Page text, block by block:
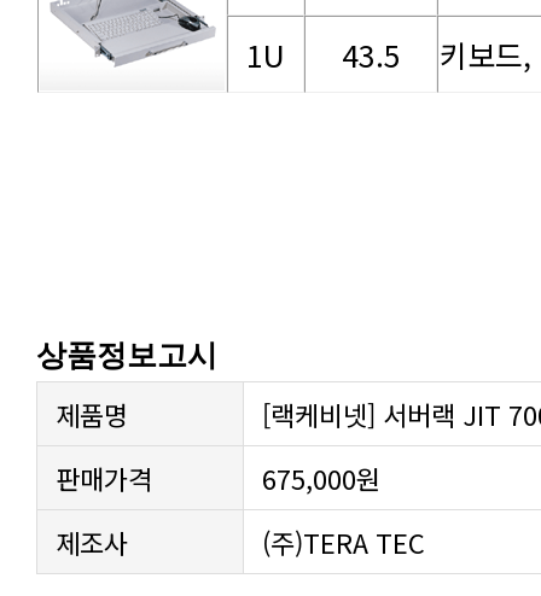
1U 43.5 키보드
상품정보고시
제품명
[랙케비넷] 서버랙 JIT
판매가격
675,000원
제조사
(주)TERA TEC